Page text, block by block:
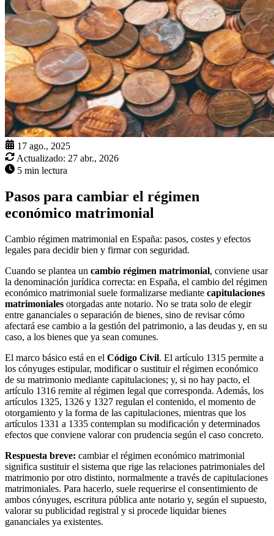
17 ago., 2025
Actualizado: 27 abr., 2026
5 min lectura
Pasos para cambiar el régimen
económico matrimonial
Cambio régimen matrimonial en España: pasos, costes y efectos
legales para decidir bien y firmar con seguridad.
Cuando se plantea un cambio régimen matrimonial, conviene usar
la denominación jurídica correcta: en España, el cambio del régimen
económico matrimonial suele formalizarse mediante capitulaciones
matrimoniales otorgadas ante notario. No se trata solo de elegir
entre gananciales o separación de bienes, sino de revisar cómo
afectará ese cambio a la gestión del patrimonio, a las deudas y, en su
caso, a los bienes que ya sean comunes.
El marco básico está en el Código Civil. El artículo 1315 permite a
los cónyuges estipular, modificar o sustituir el régimen económico
de su matrimonio mediante capitulaciones; y, si no hay pacto, el
artículo 1316 remite al régimen legal que corresponda. Además, los
artículos 1325, 1326 y 1327 regulan el contenido, el momento de
otorgamiento y la forma de las capitulaciones, mientras que los
artículos 1331 a 1335 contemplan su modificación y determinados
efectos que conviene valorar con prudencia según el caso concreto.
Respuesta breve: cambiar el régimen económico matrimonial
significa sustituir el sistema que rige las relaciones patrimoniales del
matrimonio por otro distinto, normalmente a través de capitulaciones
matrimoniales. Para hacerlo, suele requerirse el consentimiento de
ambos cónyuges, escritura pública ante notario y, según el supuesto,
valorar su publicidad registral y si procede liquidar bienes
gananciales ya existentes.